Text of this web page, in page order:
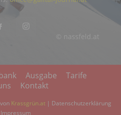
© nassfeld.at
Ausgabe
Tarife
Kontakt
Krassgrün.at | Datenschutzerklärung
Impressum